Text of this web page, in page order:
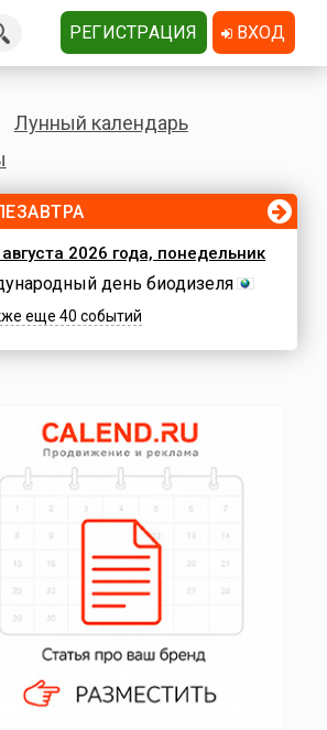
Лунный календарь
2026 года, понедельник
день биодизеля
еще 40 событий
РЕГИСТРАЦИЯ ВХОД